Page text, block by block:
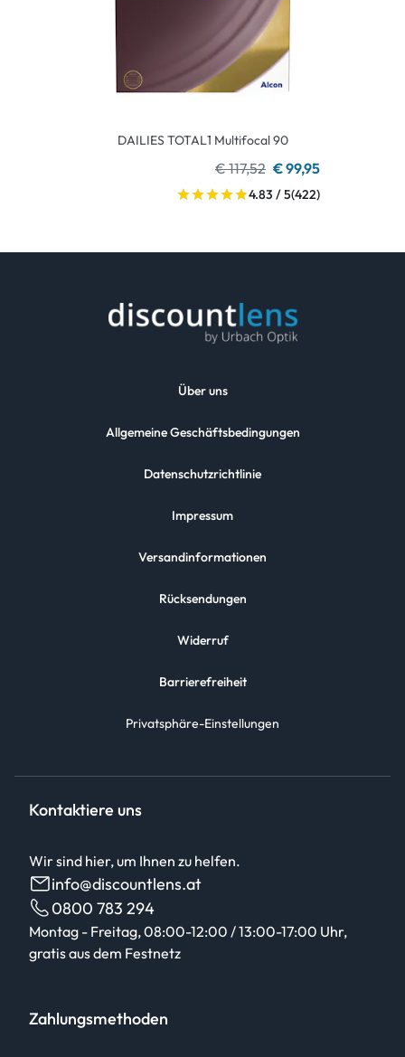
DAILIES TOTAL1 Multifocal 90
€ 117,52 € 99,95
4.83 / 5(422)
Über uns
Allgemeine Geschäftsbedingungen
Datenschutzrichtlinie
Impressum
Versandinformationen
Rücksendungen
Widerruf
Barrierefreiheit
Privatsphäre-Einstellungen
Kontaktiere uns
Wir sind hier, um Ihnen zu helfen.
info@discountlens.at
0800 783 294
Montag - Freitag, 08:00-12:00 / 13:00-17:00 Uhr,
gratis aus dem Festnetz
Zahlungsmethoden